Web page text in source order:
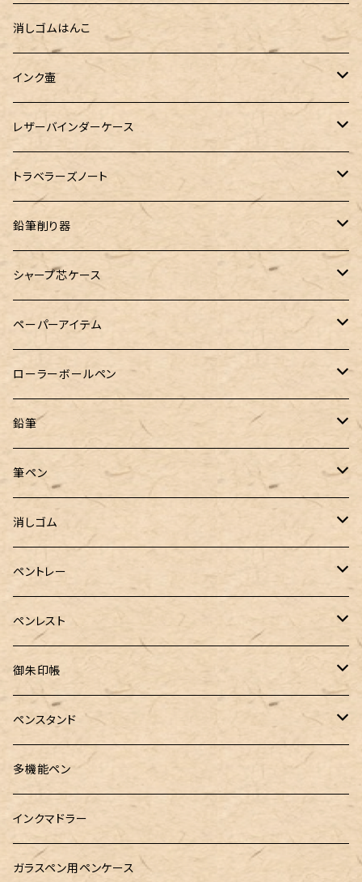
AURORA（アウロラ）
LAMY（ラミー）
フェリスホイールプレス
大西製作所
染色カクノ
TWSBI（ツイスビー）
Ystudio（ワイスタジオ）
Nahvalur(ナーヴァル)
TaG サブマリン万年筆 限定ペン先ゴールドプレート
CROSS（クロス）
Sheaffer（シェーファー）
MONTEVERDE（モンテベルデ）
MONTBLANC（モンブラン）
富士瘤クラフト
100% Pencillest 真鍮ペン
フェリスホイールプレス
BENJA メノルカペン
Fisher（フィッシャー）
HUGO BOSS（ヒューゴボス）
Sheaffer（シェーファー）
マーベラスウッド
トライカラーボールペン
バディ【Mark II(マークツー)】
HUGO BOSS (ヒューゴ ボス)
PARKER(パーカー)
CROSS(クロス)
ANTOU（アントウ）
PenC mini
スタイルフィット ゲルインク
RETRO51
RHODIA(ロディア)
ロットリング
マルチペン
Luddite（ラダイト）
MONTEVERDE(モンテベルテ)
PARLEY (パーリィー)
ガルフストリーム
NAGASAWA（ナガサワ）
PILOT（パイロット）
アシュフォード
スリップオン
Kaweco（カヴェコ）
Ystudio（ワイスタジオ）
セキセイ
寺西化学工業
ガラス工房 LUC
ガラス工房 SAYORI
GLASS STUDIO しなぷす
アトリグラス
エルバン
100色インク工房
ゆらめくink
PILOT
色彩雫
フェリスホイールプレス
10mlインク
20mlインク
Pelican
インクガチャ
PLATINUM（プラチナ）
Steef&Co. (スティーフ)
ST Draft 短軸
ST Draft 全軸
マーベラスウッド
バディ
マーベラスシャープ
バディ【Mark II(マークツー)】
カヴェコ
カランダッシュ
ロットリング
プラチナ
早川式繰出鉛筆
三菱鉛筆
クルトガ ウッド
ぺんてる
ラミー
ラダイト
PILOT（パイロット）
カスタム
RHODIA(ロディア)
KAYOU＋(カーユプラス)
IWI（アイダブリューアイ）
meister by POINT(マイスターバイポイント)
島田小割製材所
Ystudio（ワイスタジオ）
工房sokoharo（そこはろ）
ミドリカンパニー
ラダイト
Ruk (ルカ)
LOGステーショナリー
プロッター
ミニ5サイズ
ミニ6サイズ
ダヴィンチ ロロマクラシック
ファイロファックス
アシュフォード
消しゴムはんこ
インク壷
白石ガラス工房
フェリスホイールプレス
レザーバインダーケース
PLOTTER
トラベラーズノート
スターターキット
リフィル・カスタマイズパーツ
鉛筆削り器
コヒノール
シャープ芯ケース
Ystudio（ワイスタジオ）
ラダイト
Steef&Co.（スティーフ）
富士瘤クラフト
ペーパーアイテム
ヌルリフィル
irofulインクカード
神戸派計画
すずめや
ローラーボールペン
FONTE
ローラーボール 6色キャップ付
鉛筆
サンスター文具
筆ペン
Fonte
消しゴム
消しゴムケース
バハギア&クラフト
ツイスト消しゴム
MONS ORIS (モンズオーリス)
ペントレー
革製ペントレー
ペンレスト
ボルトレッティ
御朱印帳
富士ひのき御朱印帳【巓】
黄金富士ひのき御朱印帳
御朱印帳袋・カバー
CRUCIAL（クルーシャル）御朱印帳
ペンスタンド
Ystudio（ワイスタジオ）
あけぼの工房
多機能ペン
インクマドラー
ガラスペン用ペンケース